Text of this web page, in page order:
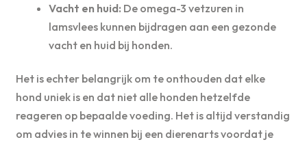
Vacht en huid: De omega-3 vetzuren in
lamsvlees kunnen bijdragen aan een gezonde
vacht en huid bij honden.
Het is echter belangrijk om te onthouden dat elke
hond uniek is en dat niet alle honden hetzelfde
reageren op bepaalde voeding. Het is altijd verstandig
om advies in te winnen bij een dierenarts voordat je